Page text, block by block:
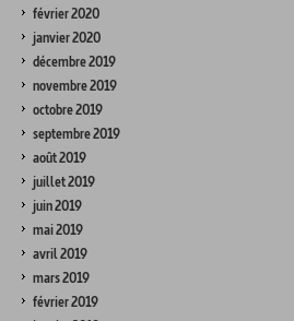
février 2020
janvier 2020
décembre 2019
novembre 2019
octobre 2019
septembre 2019
août 2019
juillet 2019
juin 2019
mai 2019
avril 2019
mars 2019
février 2019